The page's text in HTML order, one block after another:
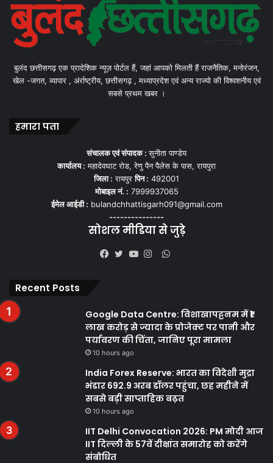
बुलंद छत्तीसगढ़ एक प्रादेशिक न्यूज़ पोर्टल हैं, जहां आपको मिलती हैं राजनैतिक, मनोरंजन,
खेल -जगत, व्यापार , अंर्राष्ट्रीय, छत्तीसगढ़ , मध्याप्रदेश एवं अन्य राज्यो की विश्वशनीय एवं
सबसे प्रथम खबर ।
हमारा पता
संचालक एवं संपादक :सुनीता पाण्डेय
कार्यालय : महादेवघाट रोड, रेणु पैन पैलेस के पास, रायपुरा
जिला : रायपुरपिन : 492001
मोबाइल नं. : 7999937065
ईमेल आईडी : bulandchhattisgarh091@gmail.com
---------------
सोशल मीडिया से जुड़े
WhatsApp
Recent Posts
Google Data Centre: विशाखापट्टनम में ₹1
लाख करोड़ से ज्यादा के प्रोजेक्ट पर पानी और
पर्यावरण की चिंता, जानिए पूरा मामला
10 hours ago
India Forex Reserve: भारत का विदेशी मुद्रा
भंडार 692.9 अरब डॉलर पहुंचा, छह महीने में
सबसे बड़ी साप्ताहिक बढ़त
10 hours ago
IIT Delhi Convocation 2026: PM मोदी आज
IIT दिल्ली के 57वें दीक्षांत समारोह को करेंगे
संबोधित